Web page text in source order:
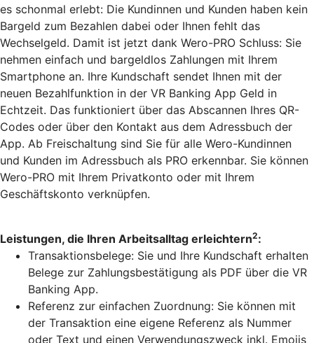
es schonmal erlebt: Die Kundinnen und Kunden haben kein
Bargeld zum Bezahlen dabei oder Ihnen fehlt das
Wechselgeld. Damit ist jetzt dank Wero-PRO Schluss: Sie
nehmen einfach und bargeldlos Zahlungen mit Ihrem
Smartphone an. Ihre Kundschaft sendet Ihnen mit der
neuen Bezahlfunktion in der VR Banking App Geld in
Echtzeit. Das funktioniert über das Abscannen Ihres QR-
Codes oder über den Kontakt aus dem Adressbuch der
App. Ab Freischaltung sind Sie für alle Wero-Kundinnen
und Kunden im Adressbuch als PRO erkennbar. Sie können
Wero-PRO mit Ihrem Privatkonto oder mit Ihrem
Geschäftskonto verknüpfen.
Leistungen, die Ihren Arbeitsalltag erleichtern2:
Transaktionsbelege: Sie und Ihre Kundschaft erhalten
Belege zur Zahlungsbestätigung als PDF über die VR
Banking App.
Referenz zur einfachen Zuordnung: Sie können mit
der Transaktion eine eigene Referenz als Nummer
oder Text und einen Verwendungszweck inkl. Emojis